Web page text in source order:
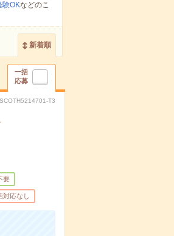
験OKなどのこ
新着順
一括
応募
T3
要
対応なし